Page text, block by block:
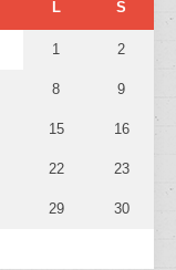
L S
1 2
8 9
15 16
22 23
29 30